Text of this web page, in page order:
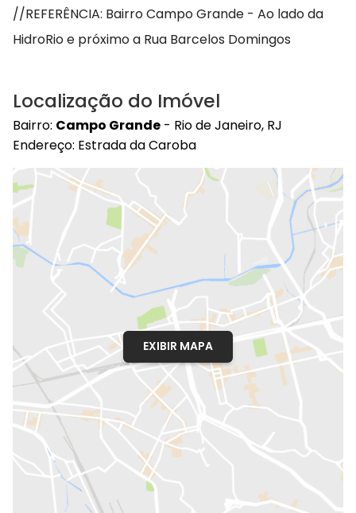
//REFERÊNCIA: Bairro Campo Grande - Ao lado da
HidroRio e próximo a Rua Barcelos Domingos
Localização do Imóvel
Bairro: Campo Grande - Rio de Janeiro, RJ
Endereço: Estrada da Caroba
EXIBIR MAPA